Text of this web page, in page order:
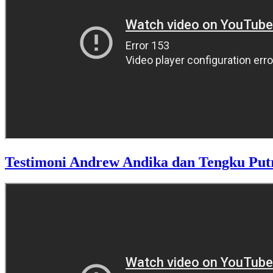
Testimoni Andrew Andika dan Tengku